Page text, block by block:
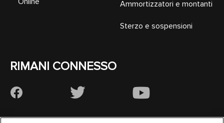
Ammortizzatori e montanti
Sterzo e sospensioni
RIMANI CONNESSO